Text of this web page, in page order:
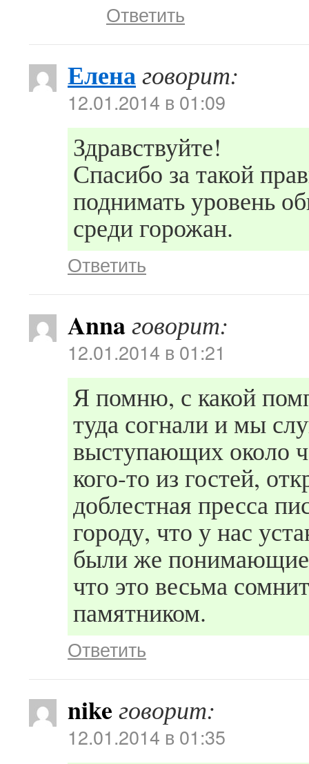
Ответить
Еленаговорит:
12.01.2014 в 01:09
Здравствуйте!
Спасибо за такой
поднимать уровень
среди горожан.
Ответить
Annaговорит:
12.01.2014 в 01:21
Я помню, с какой
туда согнали и мы
выступающих около
кого-то из гостей,
доблестная пресса
городу, что у нас
были же понимающие
что это весьма
памятником.
Ответить
nike говорит:
12.01.2014 в 01:35